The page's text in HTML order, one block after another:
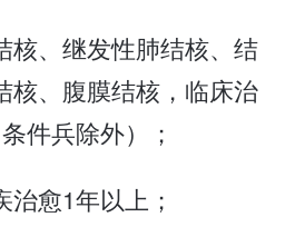
核、继发性肺结核、结
核、腹膜结核，临床治
件兵除外）；
治愈1年以上；